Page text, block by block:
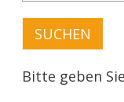
Bitte geben